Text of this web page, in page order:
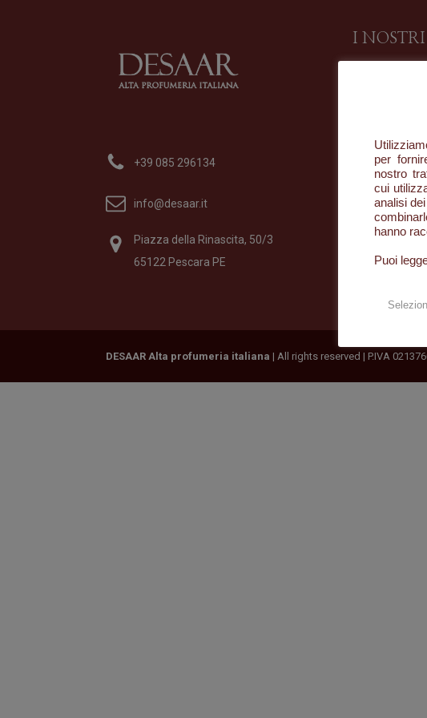
+39 085 296134
info@desaar.it
Piazza della Rinascita, 50/3
65122 Pescara PE
I
DESAAR Alta profumeria italiana | All rights reserved | P.IVA
per
nostro
cui
analisi
hanno
Puoi